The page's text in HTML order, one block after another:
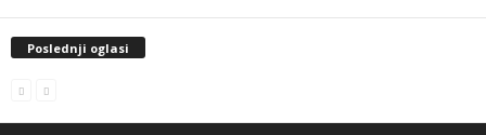
Poslednji oglasi